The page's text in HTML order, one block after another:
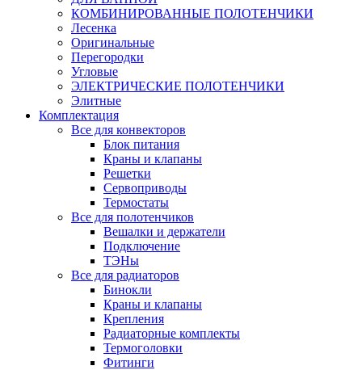
КОМБИНИРОВАННЫЕ ПОЛОТЕНЧИКИ
Лесенка
Оригинальные
Перегородки
Угловые
ЭЛЕКТРИЧЕСКИЕ ПОЛОТЕНЧИКИ
Элитные
Комплектация
Все для конвекторов
Блок питания
Краны и клапаны
Решетки
Сервоприводы
Термостаты
Все для полотенчиков
Вешалки и держатели
Подключение
ТЭНы
Все для радиаторов
Бинокли
Краны и клапаны
Крепления
Радиаторные комплекты
Термоголовки
Фитинги